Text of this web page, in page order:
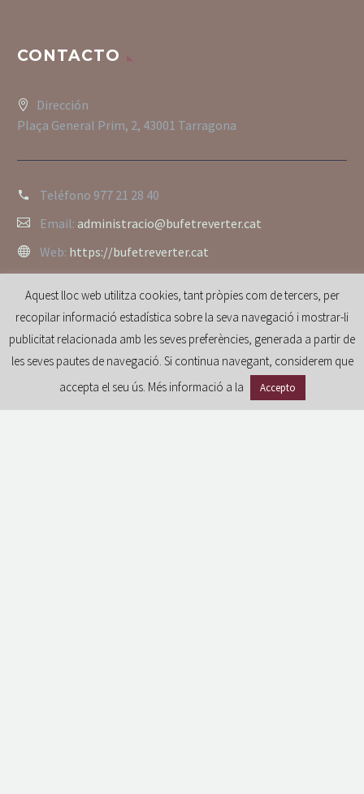
CONTACTO
Dirección
Plaça General Prim, 2, 43001 Tarragona
Teléfono 977 21 28 40
Email: administracio@bufetreverter.cat
Web: https://bufetreverter.cat
Aquest lloc web utilitza cookies, tant pròpies com de tercers, per
recopilar informació estadística sobre la seva navegació i mostrar-li
publicitat relacionada amb les seves preferències, generada a partir de
les seves pautes de navegació. Si continua navegant, considerem que
accepta el seu ús. Més informació a la
Accepto